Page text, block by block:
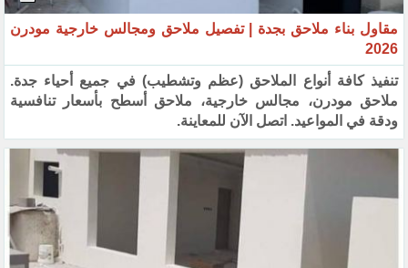
مقاول بناء ملاحق بجدة | تفصيل ملاحق ومجالس خارجية مودرن
2026
تنفيذ كافة أنواع الملاحق (عظم وتشطيب) في جميع أحياء جدة.
ملاحق مودرن، مجالس خارجية، ملاحق أسطح بأسعار تنافسية
ودقة في المواعيد. اتصل الآن للمعاينة.